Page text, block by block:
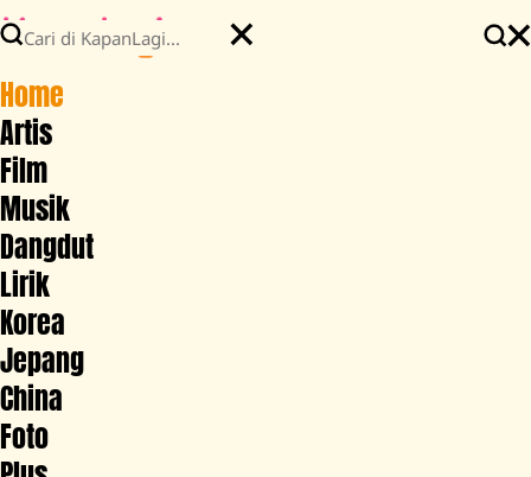
Home
Artis
Film
Musik
Dangdut
Lirik
Korea
Jepang
China
Foto